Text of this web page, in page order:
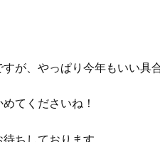
が、やっぱり今年もいい具
てくださいね！